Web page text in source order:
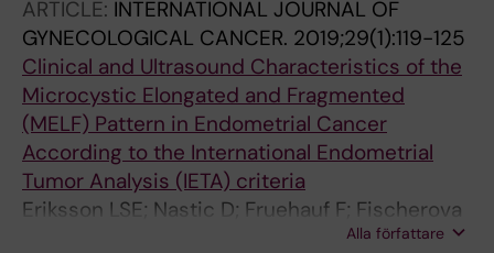
Mascilini F; Alcazar JL; Van Holsbeke C;
Chiappa V; Bourne T; Lindqvist PG; Van
Calster B; Timmerman D; Verbakel JY; Van den
Bosch T; Wynants L
ARTICLE: INTERNATIONAL JOURNAL OF
GYNECOLOGICAL CANCER. 2019;29(1):119-125
Clinical and Ultrasound Characteristics of the
Microcystic Elongated and Fragmented
(MELF) Pattern in Endometrial Cancer
According to the International Endometrial
Tumor Analysis (IETA) criteria
Eriksson LSE; Nastic D; Fruehauf F; Fischerova
D; Nemejcova K; Bono F; Franchi D; Fruscio R;
Alla författare